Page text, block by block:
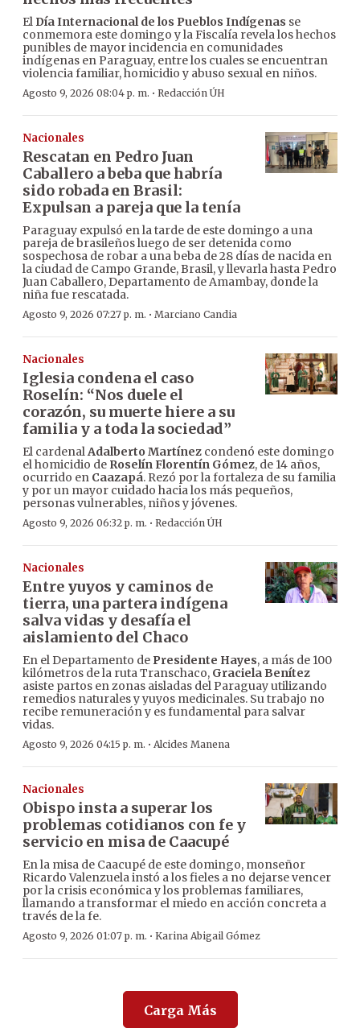
El Día Internacional de los Pueblos Indígenas se
conmemora este domingo y la Fiscalía revela los hechos
punibles de mayor incidencia en comunidades
indígenas en Paraguay, entre los cuales se encuentran
violencia familiar, homicidio y abuso sexual en niños.
Agosto 9, 2026 08:04 p. m. · Redacción ÚH
Nacionales
Rescatan en Pedro Juan
Caballero a beba que habría
sido robada en Brasil:
Expulsan a pareja que la tenía
Paraguay expulsó en la tarde de este domingo a una
pareja de brasileños luego de ser detenida como
sospechosa de robar a una beba de 28 días de nacida en
la ciudad de Campo Grande, Brasil, y llevarla hasta Pedro
Juan Caballero, Departamento de Amambay, donde la
niña fue rescatada.
Agosto 9, 2026 07:27 p. m. · Marciano Candia
Nacionales
Iglesia condena el caso
Roselín: “Nos duele el
corazón, su muerte hiere a su
familia y a toda la sociedad”
El cardenalAdalberto Martínez condenó este domingo
el homicidio de Roselín Florentín Gómez, de 14 años,
ocurrido en Caazapá. Rezó por la fortaleza de su familia
y por un mayor cuidado hacia los más pequeños,
personas vulnerables, niños y jóvenes.
Agosto 9, 2026 06:32 p. m. · Redacción ÚH
Nacionales
Entre yuyos y caminos de
tierra, una partera indígena
salva vidas y desafía el
aislamiento del Chaco
En el Departamento de Presidente Hayes, a más de 100
kilómetros de la ruta Transchaco, Graciela Benítez
asiste partos en zonas aisladas del Paraguay utilizando
remedios naturales y yuyos medicinales. Su trabajo no
recibe remuneración y es fundamental para salvar
vidas.
Agosto 9, 2026 04:15 p. m. · Alcides Manena
Nacionales
Obispo insta a superar los
problemas cotidianos con fe y
servicio en misa de Caacupé
En la misa de Caacupé de este domingo, monseñor
Ricardo Valenzuela instó a los fieles a no dejarse vencer
por la crisis económica y los problemas familiares,
llamando a transformar el miedo en acción concreta a
través de la fe.
Agosto 9, 2026 01:07 p. m. · Karina Abigail Gómez
Carga Más